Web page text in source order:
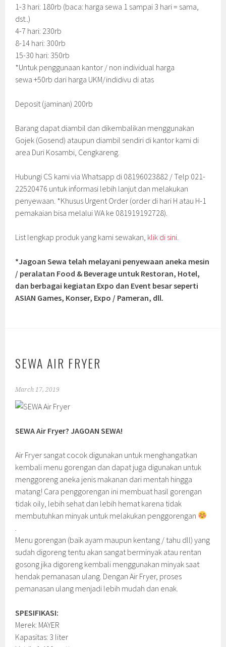
1-3 hari: 180rb (baca: harga sewa 1 sampai 3 hari = sama,
dst..)
4-7 hari: 230rb
8-14 hari: 300rb
15-30 hari: 350rb
*Untuk penggunaan kantor / non individual harga
sewa +50rb dari harga UKM/indidivu di atas
Deposit (jaminan) 200rb
Barang dapat diambil dan dikembalikan menggunakan
Gojek (Gosend) ataupun diambil sendiri di kantor kami di
area Duri Kosambi, Cengkareng.
Hubungi CS kami via Whatsapp di 08196023882 / Telp 021-
22520476 untuk informasi lebih lanjut dan melakukan
penyewaan. *Khusus Urgent Order (order di hari H atau H-1
pemakaian bisa melalui WA ke 081919192728).
List lengkap produk yang kami sewakan, klik di sini.
*Jagoan Sewa telah melayani penyewaan aneka mesin
/ peralatan Food & Beverage untuk Restoran, Hotel,
dan berbagai kegiatan Expo dan Event besar seperti
ASIAN Games, Konser, Expo / Pameran, dll.
SEWA AIR FRYER
March 17, 2019
SEWA Air Fryer? JAGOAN SEWA!
Air Fryer sangat cocok digunakan untuk menghangatkan
kembali menu gorengan dan dapat juga digunakan untuk
menggoreng aneka jenis makanan dari mentah hingga
matang! Cara penggorengan ini membuat hasil gorengan
tidak oily, lebih sehat dan lebih hemat karena tidak
membutuhkan minyak untuk melakukan penggorengan
Menu gorengan (baik ayam maupun kentang / tahu dll) yang
sudah digoreng tentu akan sangat berminyak atau rentan
gosong jika digoreng kembali menggunakan minyak saat
hendak pemanasan ulang. Dengan Air Fryer, proses
pemanasan ulang menjadi lebih mudah dan enak.
SPESIFIKASI:
Merek: MAYER
Kapasitas: 3 liter